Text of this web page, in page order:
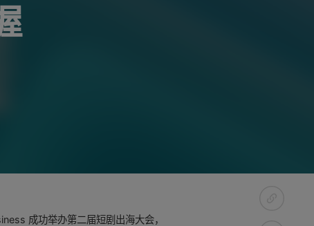
成功举办第二届短剧出海大会，